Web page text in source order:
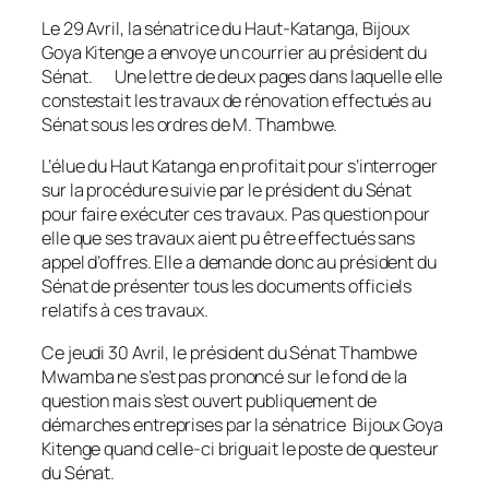
Le 29 Avril, la sénatrice du Haut-Katanga, Bijoux
Goya Kitenge a envoye un courrier au président du
Sénat. Une lettre de deux pages dans laquelle elle
constestait les travaux de rénovation effectués au
Sénat sous les ordres de M. Thambwe.
L’élue du Haut Katanga en profitait pour s’interroger
sur la procédure suivie par le président du Sénat
pour faire exécuter ces travaux. Pas question pour
elle que ses travaux aient pu être effectués sans
appel d’offres. Elle a demande donc au président du
Sénat de présenter tous les documents officiels
relatifs à ces travaux.
Ce jeudi 30 Avril, le président du Sénat Thambwe
Mwamba ne s’est pas prononcé sur le fond de la
question mais s’est ouvert publiquement de
démarches entreprises par la sénatrice Bijoux Goya
Kitenge quand celle-ci briguait le poste de questeur
du Sénat.